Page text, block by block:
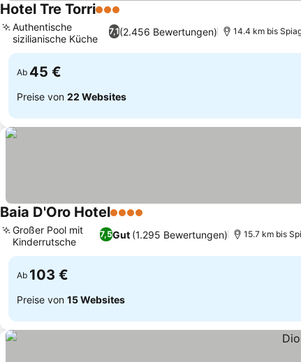
Hotel Tre Torri3 Sterne
7,1(2.456 Bewertungen)
Authentische
sizilianische Küche
14.4 km bis
Ab 45 €
Preise von 22 Websites
Baia D'Oro Hotel4 Sterne
7,5Gut (1.295 Bewertungen)
Großer Pool mit
Kinderrutsche
15.7 km bis
Ab 103 €
Preise von 15 Websites